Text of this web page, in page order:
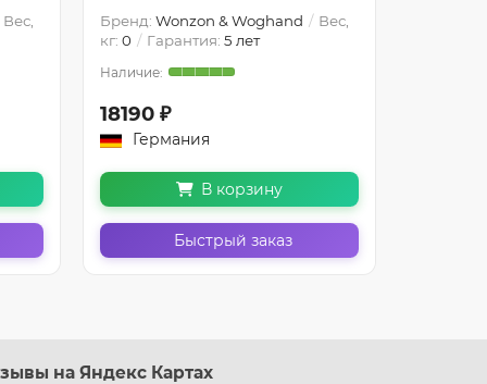
Вес,
Бренд: Wonzon & Woghand
Вес,
кг: 0 Гарантия: 5 лет
18190 ₽
Германия
В корзину
Быстрый заказ
на Яндекс Картах